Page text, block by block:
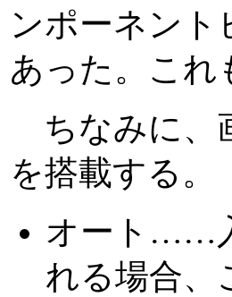
ンポーネント
あった。これ
ちなみに、
を搭載する。
オート……
れる場合、